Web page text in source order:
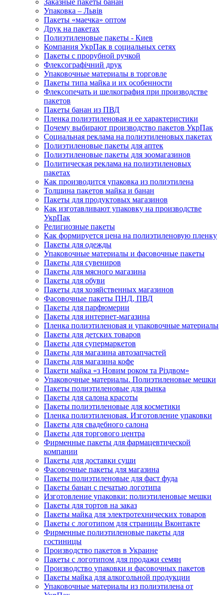
Упаковка – Львів
Пакеты «маечка» оптом
Друк на пакетах
Полиэтиленовые пакеты - Киев
Компания УкрПак в социальных сетях
Пакеты с прорубной ручкой
Флексографічний друк
Упаковочные материалы в торговле
Пакеты типа майка и их особенности
Флексопечать и шелкография при производстве
пакетов
Пакеты банан из ПВД
Пленка полиэтиленовая и ее характеристики
Почему выбирают производство пакетов УкрПак
Социальная реклама на полиэтиленовых пакетах
Полиэтиленовые пакеты для аптек
Полиэтиленовые пакеты для зоомагазинов
Политическая реклама на полиэтиленовых
пакетах
Как производится упаковка из полиэтилена
Толщина пакетов майка и банан
Пакеты для продуктовых магазинов
Как изготавливают упаковку на производстве
УкрПак
Религиозные пакеты
Как формируется цена на полиэтиленовую пленку
Пакеты для одежды
Упаковочные материалы и фасовочные пакеты
Пакеты для сувениров
Пакеты для мясного магазина
Пакеты для обуви
Пакеты для хозяйственных магазинов
Фасовочные пакеты ПНД, ПВД
Пакеты для парфюмерии
Пакеты для интернет-магазина
Пленка полиэтиленовая и упаковочные материалы
Пакеты для детских товаров
Пакеты для супермаркетов
Пакеты для магазина автозапчастей
Пакеты для магазина кофе
Пакети майка «з Новим роком та Різдвом»
Упаковочные материалы. Полиэтиленовые мешки
Пакеты полиэтиленовые для рынка
Пакеты для салона красоты
Пакеты полиэтиленовые для косметики
Пленка полиэтиленовая. Изготовление упаковки
Пакеты для свадебного салона
Пакеты для торгового центра
Фирменные пакеты для фармацевтической
компании
Пакеты для доставки суши
Фасовочные пакеты для магазина
Пакеты полиэтиленовые для фаст фуда
Пакеты банан с печатью логотипа
Изготовление упаковки: полиэтиленовые мешки
Пакеты для тортов на заказ
Пакеты майка для электротехнических товаров
Пакеты с логотипом для страницы Вконтакте
Фирменные полиэтиленовые пакеты для
гостиницы
Производство пакетов в Украине
Пакеты с логотипом для продажи семян
Производство упаковки и фасовочных пакетов
Пакеты майка для алкогольной продукции
Упаковочные материалы из полиэтилена от